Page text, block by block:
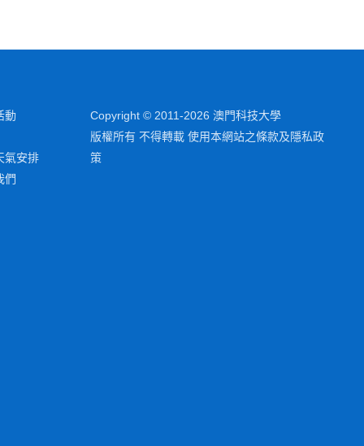
動
氣安排
們
Copyright © 2011-2026 澳門科技大學
版權所有 不得轉載 使用本網站之條款及隱私政
策